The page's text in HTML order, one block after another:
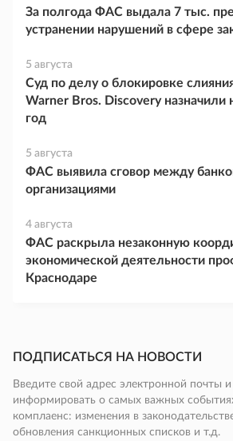
За полгода ФАС выдала 7 тыс.
устранении нарушений в сфере
5 августа
Суд по делу о блокировке
Warner Bros. Discovery
год
5 августа
ФАС выявила сговор между
организациями
4 августа
ФАС раскрыла незаконную
экономической деятельности
Краснодаре
ПОДПИСАТЬСЯ НА НОВОСТИ
Введите свой адрес электронной почты
информировать о самых важных
комплаенс: изменения в
обновления санкционных списков и т.д.